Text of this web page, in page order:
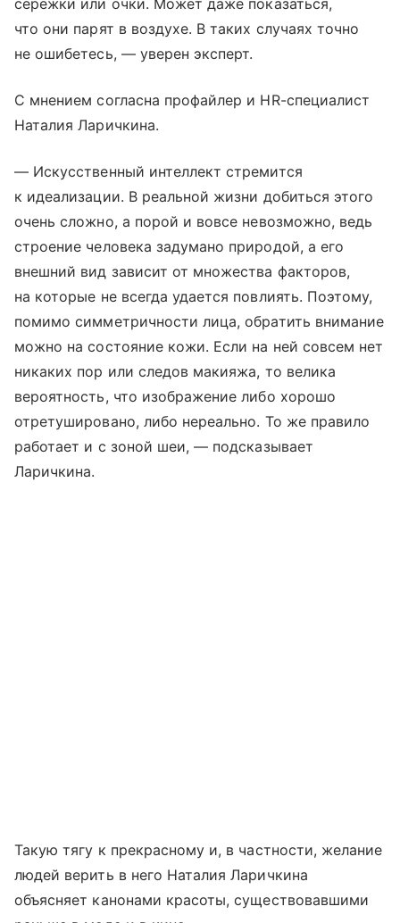
сережки или очки. Может даже показаться,
что они парят в воздухе. В таких случаях точно
не ошибетесь, — уверен эксперт.
С мнением согласна профайлер и HR-специалист
Наталия Ларичкина.
— Искусственный интеллект стремится
к идеализации. В реальной жизни добиться этого
очень сложно, а порой и вовсе невозможно, ведь
строение человека задумано природой, а его
внешний вид зависит от множества факторов,
на которые не всегда удается повлиять. Поэтому,
помимо симметричности лица, обратить внимание
можно на состояние кожи. Если на ней совсем нет
никаких пор или следов макияжа, то велика
вероятность, что изображение либо хорошо
отретушировано, либо нереально. То же правило
работает и с зоной шеи, — подсказывает
Ларичкина.
Такую тягу к прекрасному и, в частности, желание
людей верить в него Наталия Ларичкина
объясняет канонами красоты, существовавшими